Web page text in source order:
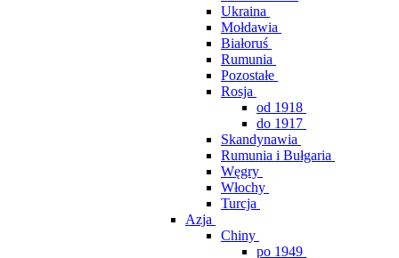
Ukraina
Mołdawia
Białoruś
Rumunia
Pozostałe
Rosja
od 1918
do 1917
Skandynawia
Rumunia i Bułgaria
Węgry
Włochy
Turcja
Azja
Chiny
po 1949